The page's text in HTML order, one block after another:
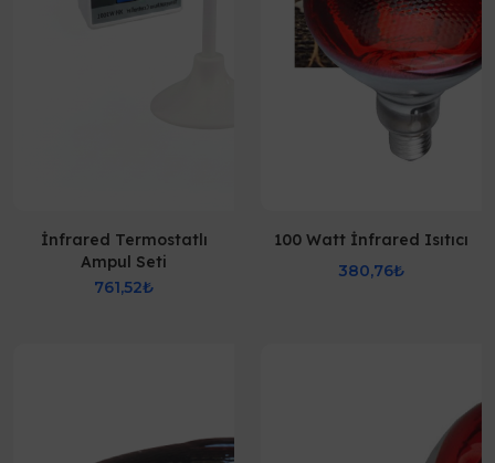
İnfrared Termostatlı
Ampul Seti
761,52₺
100 Watt İnfrared Isıtıcı
380,76₺